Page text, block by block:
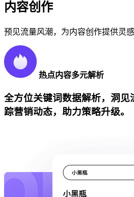
内容创作
预见流量风潮，为内容创作提供灵
热点内容多元解析
全方位关键词数据解析，洞见
踪营销动态，助力策略升级。